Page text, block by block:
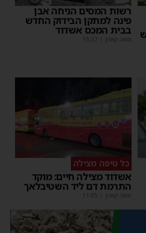
רשות המסים הניחה אבן
פינה למתקן הבידוק החדש
בבית המכס אשדוד
משה קאהן |
15:37
כל טיפה מצילה
אשדוד מצילה חיים: מוקד
התרמת דם ליד השטיבלאך
משה קאהן |
11:05